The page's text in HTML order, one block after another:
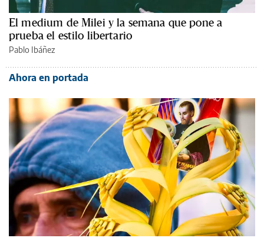
El medium de Milei y la semana que pone a
prueba el estilo libertario
Pablo Ibáñez
Ahora en portada